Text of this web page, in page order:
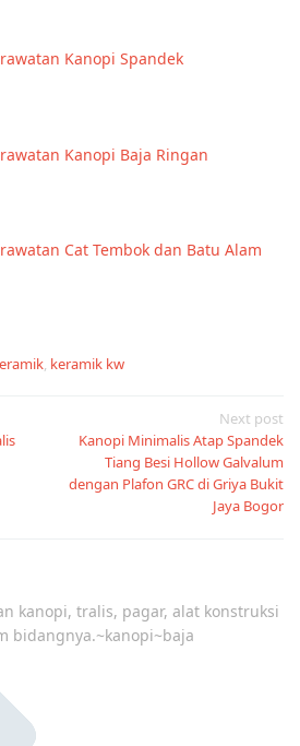
Kanopi Spandek
Kanopi Baja Ringan
Cat Tembok dan Batu Alam
, keramik kw
Next post
Kanopi Minimalis Atap Spandek
Tiang Besi Hollow Galvalum
dengan Plafon GRC di Griya Bukit
Jaya Bogor
kanopi, tralis, pagar, alat konstruksi
bidangnya.~kanopi~baja